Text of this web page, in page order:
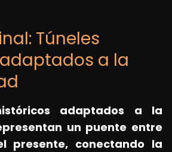
Túneles
a la
adaptados a la
un puente entre
presente, conectando la